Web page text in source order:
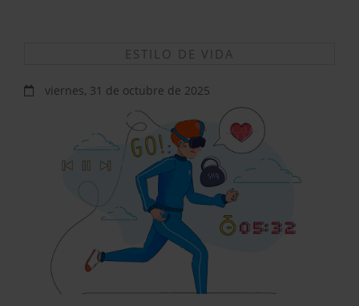
ESTILO DE VIDA
viernes, 31 de octubre de 2025